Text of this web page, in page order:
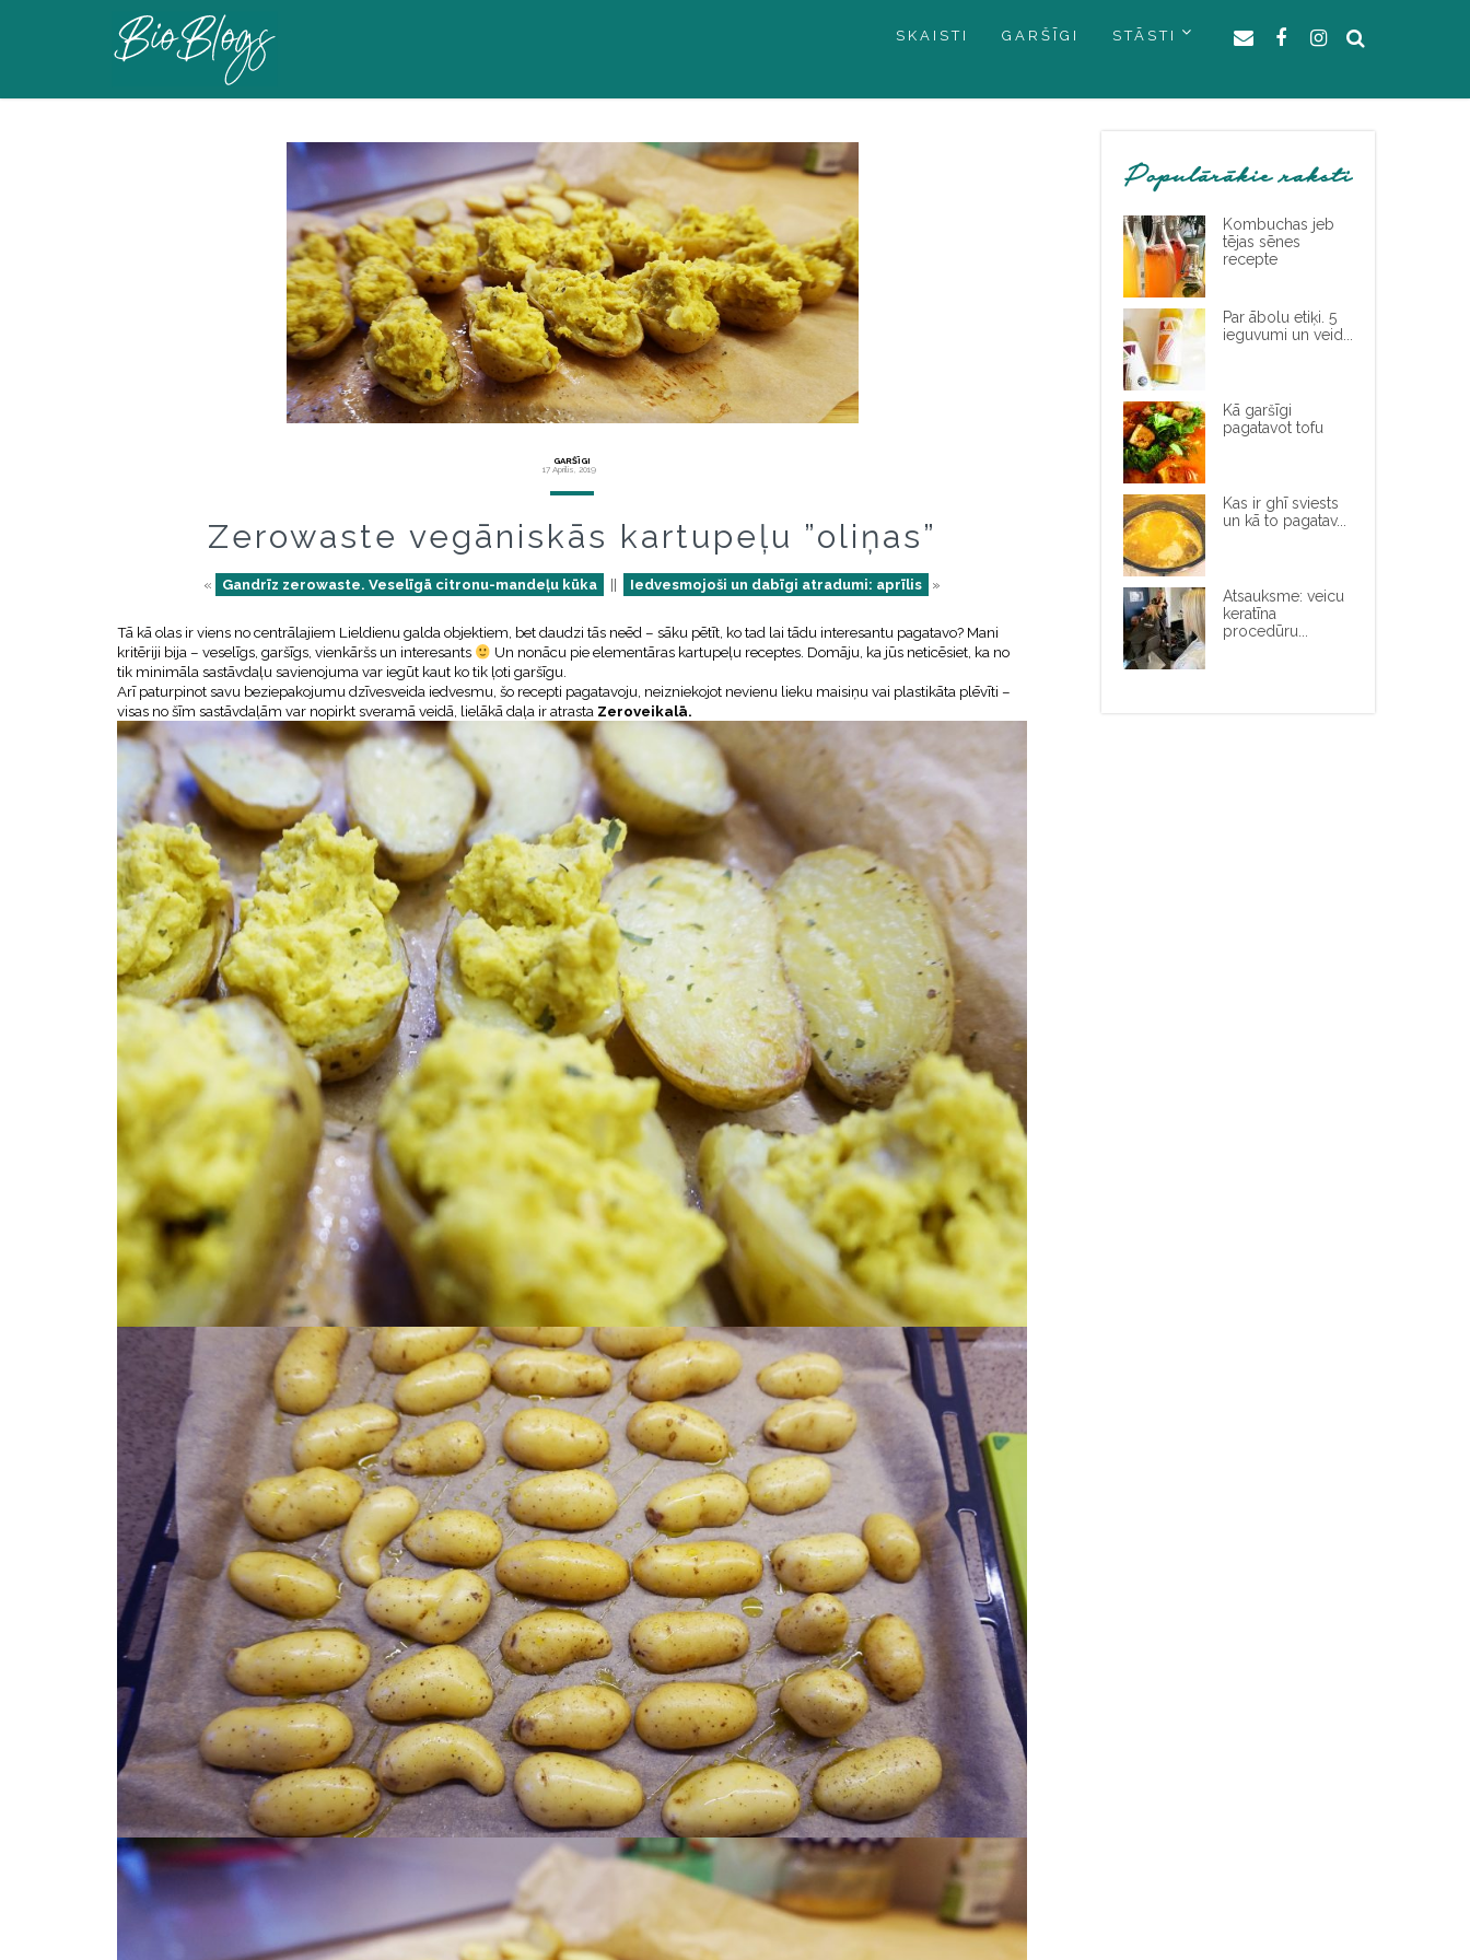
SKAISTI GARŠĪGI STĀSTI
GARŠĪGI
17 Aprīlis, 2019
Zerowaste vegāniskās kartupeļu ”oliņas”
« Gandrīz zerowaste. Veselīgā citronu-mandeļu kūka Iedvesmojoši un dabīgi atradumi: aprīlis »
Tā kā olas ir viens no centrālajiem Lieldienu galda objektiem, bet daudzi tās neēd – sāku pētīt, ko tad lai tādu interesantu pagatavo? Mani
kritēriji bija – veselīgs, garšīgs, vienkāršs un interesants
Un nonācu pie elementāras kartupeļu receptes. Domāju, ka jūs neticēsiet, ka no
tik minimāla sastāvdaļu savienojuma var iegūt kaut ko tik ļoti garšīgu.
Arī paturpinot savu beziepakojumu dzīvesveida iedvesmu, šo recepti pagatavoju, neizniekojot nevienu lieku maisiņu vai plastikāta plēvīti –
visas no šīm sastāvdaļām var nopirkt sveramā veidā, lielākā daļa ir atrasta Zeroveikalā.
Populārākie raksti
Kombuchas jeb
tējas sēnes
recepte
Par ābolu etiķi. 5
ieguvumi un veid...
Kā garšīgi
pagatavot tofu
Kas ir ghī sviests
un kā to pagatav...
Atsauksme: veicu
keratīna
procedūru...